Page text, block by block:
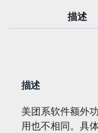
描述
描述
美团系软件额外
用也不相同。具